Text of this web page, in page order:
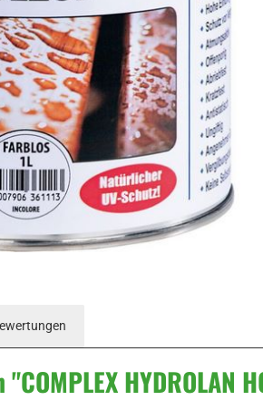
HYDROLAN